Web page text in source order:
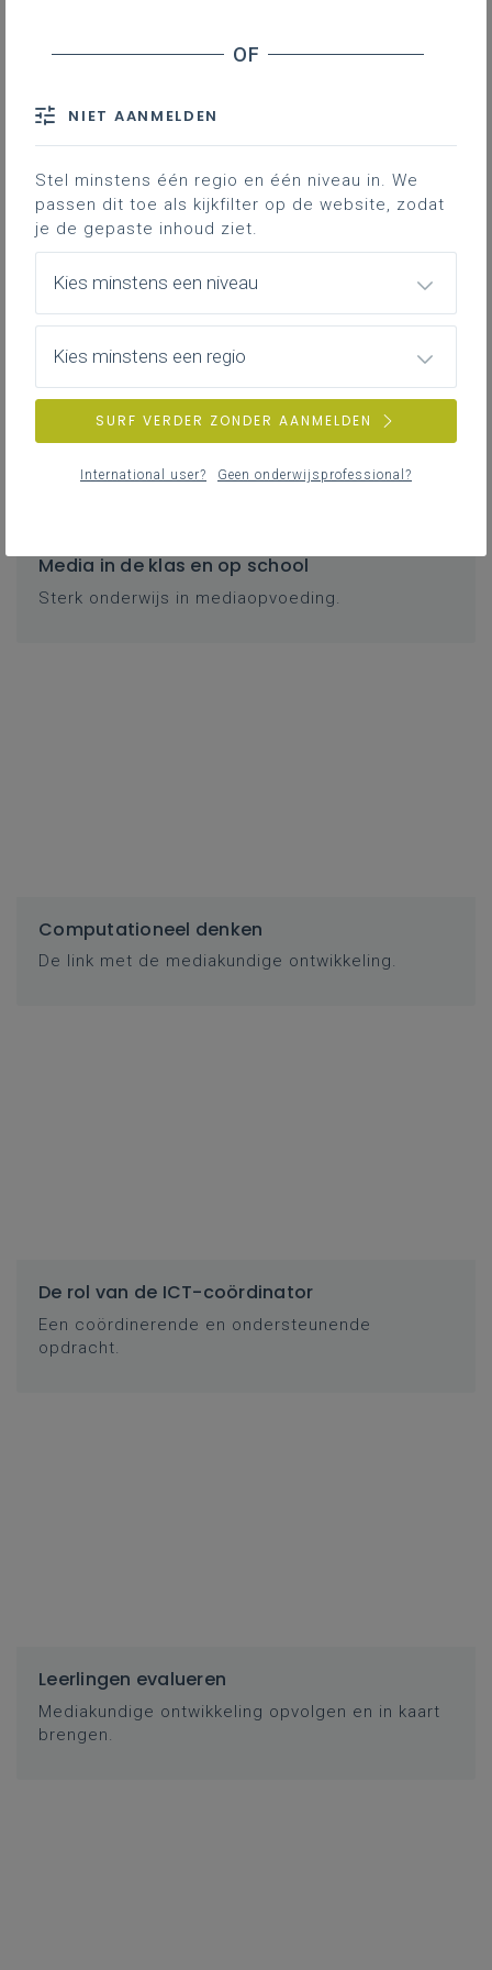
De kracht van media
Waarom is mediaopvoeding zo belangrijk?
Media in de klas en op school
Sterk onderwijs in mediaopvoeding.
Computationeel denken
De link met de mediakundige ontwikkeling.
De rol van de ICT-coördinator
Een coördinerende en ondersteunende
opdracht.
Leerlingen evalueren
Mediakundige ontwikkeling opvolgen en in kaart
brengen.
NIET AANMELDEN
Stel minstens één regio en één niveau in. We
passen dit toe als kijkfilter op de website, zodat
je de gepaste inhoud ziet.
Kies minstens een niveau
Kies minstens een regio
SURF VERDER ZONDER AANMELDEN
International user? Geen onderwijsprofessional?